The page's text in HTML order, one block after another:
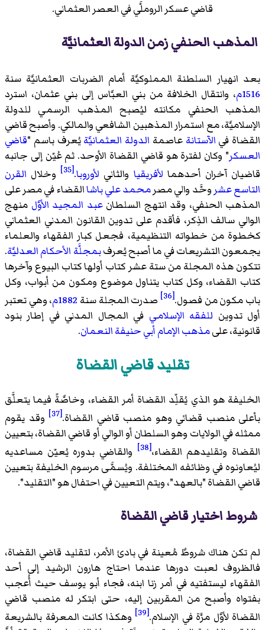
قاضي عسكر الروملَّي في العصر العثماني.
المذهب الحنفي زمن الدولة العثمانيَّة
بعد انهيار السلطنة المملوكيَّة أمام الضربات العثمانيَّة سنة
1516م ، وانتقال الخلافة من بني العبَّاس إلى بني عثمان، استرد
المذهب الحنفي مكانته ليُصبح المذهب الرسمي للدولة
الإسلاميَّة، مع استمرار المذهبين الشافعي والمالكي. وأصبح قاضي
القضاة في الآستانة عاصمة الدولة العثمانيَّةيُعرف باسم "قاضي
العسكر" وكان لفترة هو قاضي القضاة الأوحد. ثم عُيّن إلى جانبه
قاضيان آخران أحدهما لأفريقيا والثاني لأوروبا.
[35] وخلال القرن
التاسع عشروحَّد والي مصرمحمد علي باشاالقضاء في مصر على
المذهب الحنفي، وقد انتهج السلطانعبد المجيد الأوَّل منهج
الوالي سالف الذِكر، فأقدم على تدوين القانون المدني العثماني
كخطوة من خطواته التنظيمية، فجعل كبار الفقهاء والعلماء
يجمعون التشريعات في ما أصبح يُعرفبمجلَّة الأحكام العدليَّة.
تتكون هذه المجلة من ستة عشر كتاب أولها كتاب البيوع وآخرها
كتاب القضاء، وكل كتاب يتناول موضوع ومكون من أبواب، وكل
باب مكون من فصول.[36] صدرت المجلة سنة 1882م ، وهي تعتبر
أول تدوين للفقه الإسلامي في المجال المدني في إطار بنود
قانونية، علىمذهب الإمام أبي حنيفة النعمان.
تقليد قاضي القضاة
الخليفة هو الذي يُقلِّد القضاة أمر القضاء، وخاصَّةً فيما يتعلَّق
بأعلى منصب قضائي وهو منصب قاضي القضاة.[37]
وقد يقوم
ممثله في الولايات وهو السلطان أو الوالي أو قاضي القضاة، بتعيين
القضاة وتقليدهم القضاء،[38]
والقاضي بدوره يُعيّن مساعديه
ليُعاونوه في وظائفه المختلفة. ويُسمَّى مرسوم الخليفة بتعيين
قاضي القضاة "بالعهد"، ويتم التعيين في احتفال هو "التقليد".
شروط اختيار قاضي القضاة
لم تكن هناك شروطٌ مُعينة في بادئ الأمر، لتقليد قاضي القضاة،
فالظروف لعبت دورها عندما احتاج هارون الرشيد إلى أحد
الفقهاء ليستفتيه في أمر زنا ابنه، فجاء أبو يوسف حيث أُعجب
بفتواه وأصبح من المقربين إليه، حتى ابتكر له منصب قاضي
القضاة لأوَّل مرَّة في الإسلام.[39]
وهكذا كانت المعرفة بالشريعة